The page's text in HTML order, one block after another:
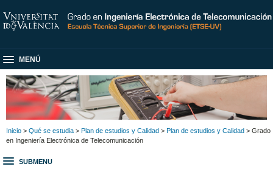
MENÚ
Inicio > Qué se estudia > Plan de estudios y Calidad > Plan de estudios y Calidad > Grado
en Ingeniería Electrónica de Telecomunicación
SUBMENU